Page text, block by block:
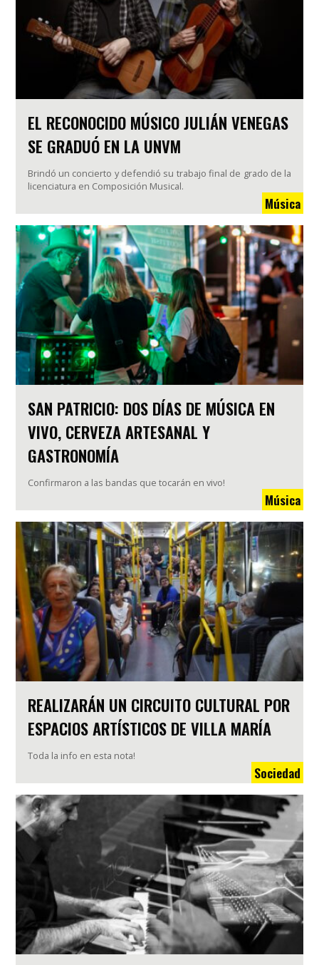
EL RECONOCIDO MÚSICO JULIÁN VENEGAS
SE GRADUÓ EN LA UNVM
Brindó un concierto y defendió su trabajo final de grado de la
licenciatura en Composición Musical.
Música
SAN PATRICIO: DOS DÍAS DE MÚSICA EN
VIVO, CERVEZA ARTESANAL Y
GASTRONOMÍA
Confirmaron a las bandas que tocarán en vivo!
Música
REALIZARÁN UN CIRCUITO CULTURAL POR
ESPACIOS ARTÍSTICOS DE VILLA MARÍA
Toda la info en esta nota!
Sociedad